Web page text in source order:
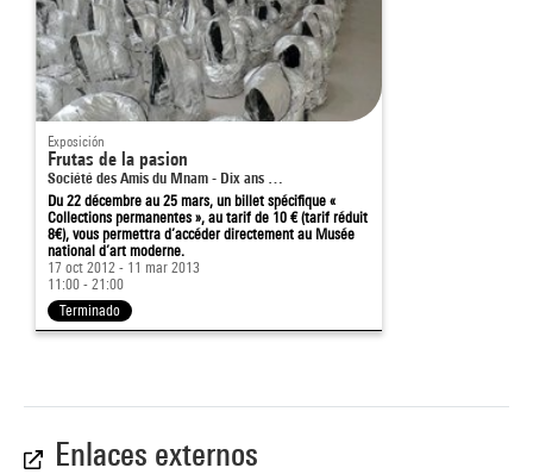
Exposición
Frutas de la pasion
Société des Amis du Mnam - Dix ans …
Du 22 décembre au 25 mars, un billet spécifique «
Collections permanentes », au tarif de 10 € (tarif réduit
8€), vous permettra d’accéder directement au Musée
national d’art moderne.
17 oct 2012 - 11 mar 2013
11:00 - 21:00
Terminado
Enlaces externos